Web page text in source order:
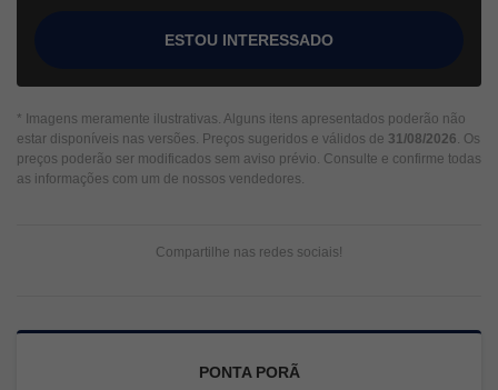
ESTOU INTERESSADO
* Imagens meramente ilustrativas. Alguns itens apresentados poderão não
estar disponíveis nas versões. Preços sugeridos e válidos de 31/08/2026 . Os
preços poderão ser modificados sem aviso prévio. Consulte e confirme todas
as informações com um de nossos vendedores.
Compartilhe nas redes sociais!
PONTA PORÃ